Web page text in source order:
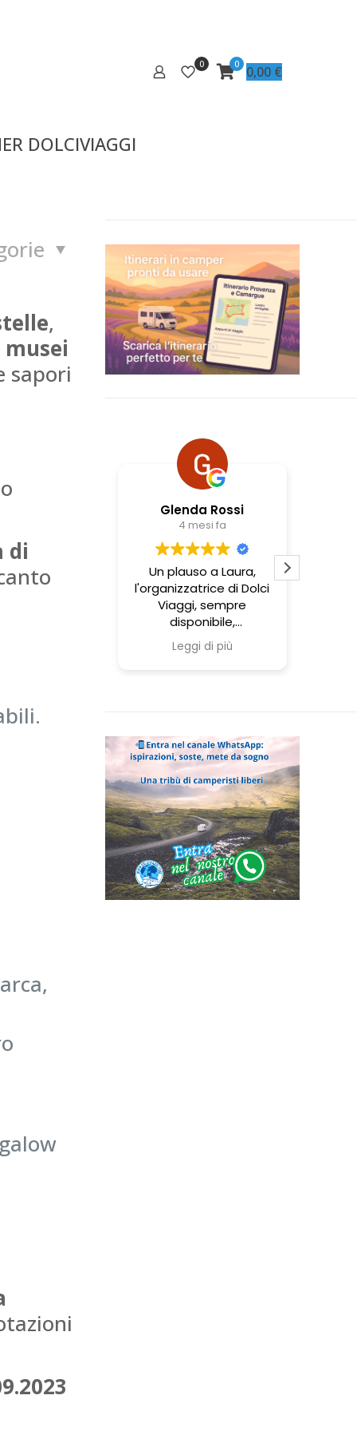
0 0 0,00 €
DOLCIVIAGGI
,
sapori
di
Un plauso a Laura,
l'organizzatrice di Dolci
famiglie momenti di
convivialità e abbiamo
visitato luoghi in
maniera pratica e
veloce. Parteciperemo
ancora con
entusiasmo.
Ottima organizzazione
persone gentili...siamo
stati benissimo a